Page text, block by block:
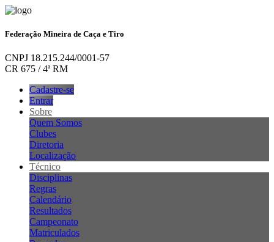
Federação Mineira de Caça e Tiro
CNPJ 18.215.244/0001-57
CR 675 / 4ª RM
Cadastre-se
Entrar
Sobre
Quem Somos
Clubes
Diretoria
Localização
Técnico
Disciplinas
Regras
Calendário
Resultados
Campeonato
Matriculados